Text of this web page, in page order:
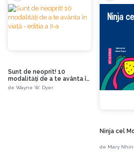
Astfel, povestea ne poartă pe cărarea vieții
nu are nume, pentru ca voi să îi găsiți unul, și
„Motive să NU devin biolog marin:
Nu sunt destul de isteț.
Sunt de neoprit! 10
modalități de a te avânta în
viață - editia a II-a
de Wayne W. Dyer
Ninja cel
de Mary Nhin